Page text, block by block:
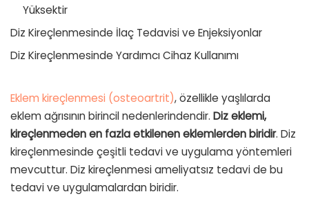
Yüksektir
Diz Kireçlenmesinde İlaç Tedavisi ve Enjeksiyonlar
Diz Kireçlenmesinde Yardımcı Cihaz Kullanımı
Eklem kireçlenmesi (osteoartrit), özellikle yaşlılarda
eklem ağrısının birincil nedenlerindendir. Diz eklemi,
kireçlenmeden en fazla etkilenen eklemlerden biridir. Diz
kireçlenmesinde çeşitli tedavi ve uygulama yöntemleri
mevcuttur. Diz kireçlenmesi ameliyatsız tedavi de bu
tedavi ve uygulamalardan biridir.